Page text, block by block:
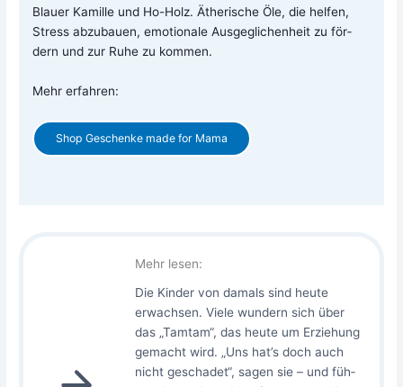
Blau­er Kamil­le und Ho-Holz. Äthe­ri­sche Öle, die hel­fen,
Stress abzu­bau­en, emo­tio­na­le Aus­ge­gli­chen­heit zu för­
dern und zur Ruhe zu kom­men.
Mehr erfah­ren:
Shop Geschen­ke made for Mama
Mehr lesen:
Die Kin­der von damals sind heu­te
erwach­sen. Vie­le wun­dern sich über
das „Tam­tam“, das heu­te um Erzie­hung
gemacht wird. „Uns hat’s doch auch
nicht gescha­det“, sagen sie – und füh­